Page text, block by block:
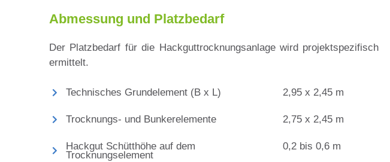
Abmessung und Platzbedarf
Der Platzbedarf für die Hackguttrocknungsanlage wird projektspezifisch
ermittelt.
Technisches Grundelement (B x L) 2,95 x 2,45 m
Trocknungs- und Bunkerelemente 2,75 x 2,45 m
Hackgut Schütthöhe auf dem
Trocknungselement
0,2 bis 0,6 m